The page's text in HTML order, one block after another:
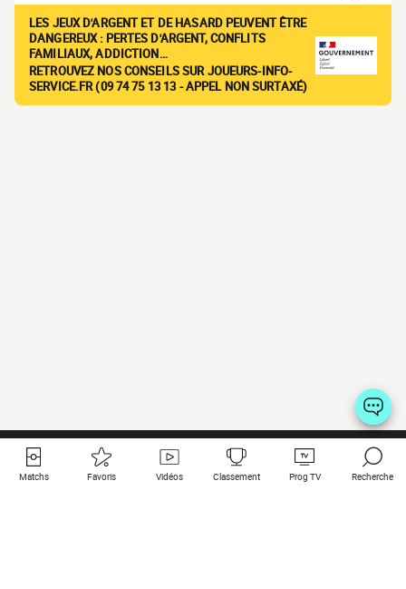
LES JEUX D'ARGENT ET DE HASARD PEUVENT ÊTRE
DANGEREUX : PERTES D'ARGENT, CONFLITS
FAMILIAUX, ADDICTION…
RETROUVEZ NOS CONSEILS SUR JOUEURS-INFO-
SERVICE.FR (09 74 75 13 13 - APPEL NON SURTAXÉ)
Matchs Favoris Vidéos Classement Prog TV Recherche